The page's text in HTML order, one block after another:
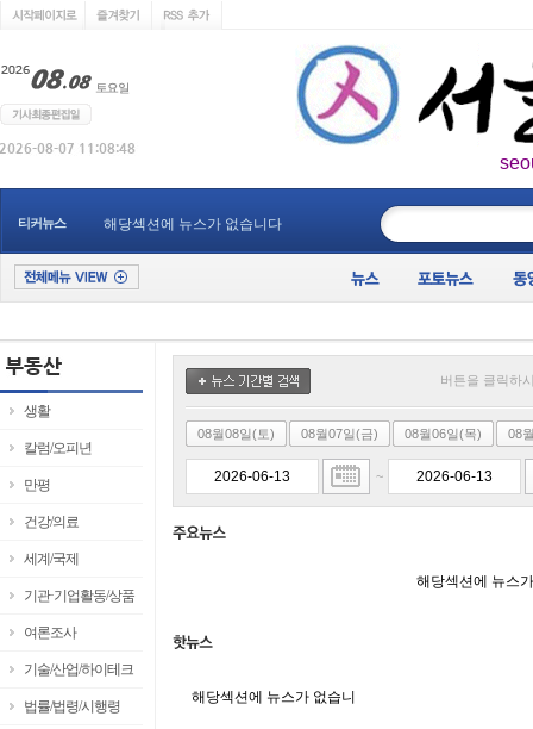
티커뉴스 해당섹션에 뉴스가 없습니다
생활
칼럼/오피년
만평
건강/의료
세계/국제
기관·기업활동/상품
여론조사
기술/산업/하이테크
법률/법령/시행령
버튼을 클릭하
08월08일(토) 08월07일(금) 08월06일(목) 08
~
해당섹션에 뉴스
해당섹션에 뉴스가 없습니